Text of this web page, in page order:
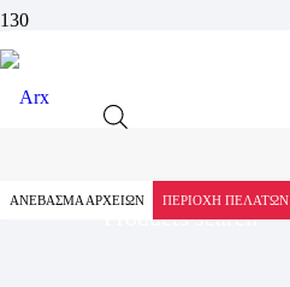
Products search
ΑΝΕΒΑΣΜΑ ΑΡΧΕΙΩΝ ΠΕΡΙΟΧΗ ΠΕΛΑΤΩΝ
Προϊόν